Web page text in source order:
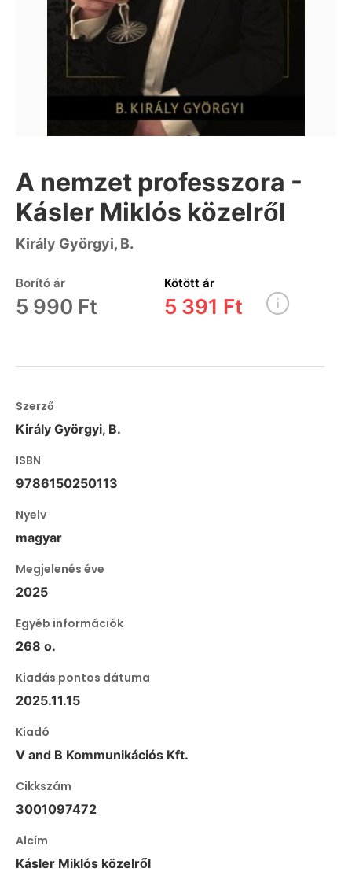
A nemzet professzora -
Kásler Miklós közelről
Király Györgyi, B.
Borító ár
5 990 Ft
Kötött ár
5 391 Ft
Szerző
Király Györgyi, B.
ISBN
9786150250113
Nyelv
magyar
Megjelenés éve
2025
Egyéb információk
268 o.
Kiadás pontos dátuma
2025.11.15
Kiadó
V and B Kommunikációs Kft.
Cikkszám
3001097472
Alcím
Kásler Miklós közelről